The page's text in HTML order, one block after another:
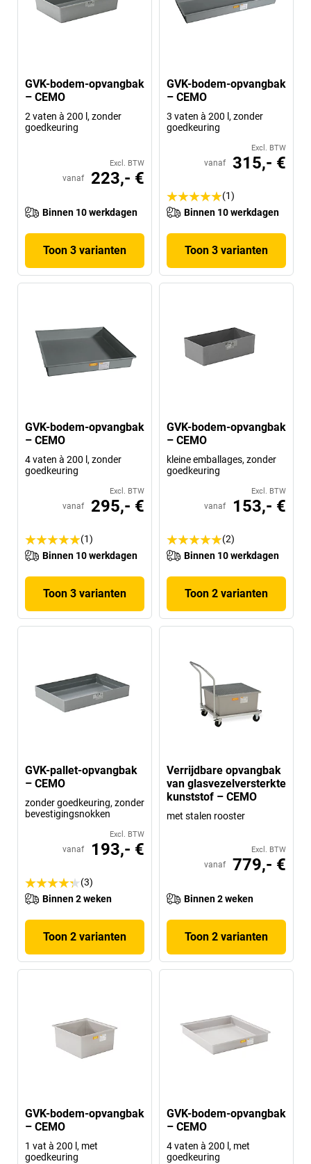
GVK-bodem-opvangbak
– CEMO
2 vaten à 200 l, zonder
goedkeuring
Excl. BTW
vanaf 223,- €
Binnen 10 werkdagen
Toon 3 varianten
GVK-bodem-opvangbak
– CEMO
3 vaten à 200 l, zonder
goedkeuring
Excl. BTW
vanaf 315,- €
(1)
Binnen 10 werkdagen
Toon 3 varianten
GVK-bodem-opvangbak
– CEMO
4 vaten à 200 l, zonder
goedkeuring
Excl. BTW
vanaf 295,- €
(1)
Binnen 10 werkdagen
Toon 3 varianten
GVK-bodem-opvangbak
– CEMO
kleine emballages, zonder
goedkeuring
Excl. BTW
vanaf 153,- €
(2)
Binnen 10 werkdagen
Toon 2 varianten
GVK-pallet-opvangbak
– CEMO
zonder goedkeuring, zonder
bevestigingsnokken
Excl. BTW
vanaf 193,- €
(3)
Binnen 2 weken
Toon 2 varianten
Verrijdbare opvangbak
van glasvezelversterkte
kunststof – CEMO
met stalen rooster
Excl. BTW
vanaf 779,- €
Binnen 2 weken
Toon 2 varianten
GVK-bodem-opvangbak
– CEMO
1 vat à 200 l, met
goedkeuring
GVK-bodem-opvangbak
– CEMO
4 vaten à 200 l, met
goedkeuring